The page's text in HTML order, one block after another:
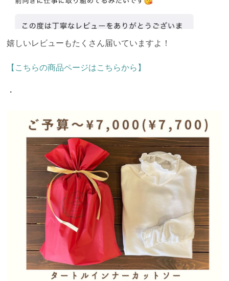
嬉しいレビューもたくさん届いていますよ！
【こちらの商品ページはこちらから】
・